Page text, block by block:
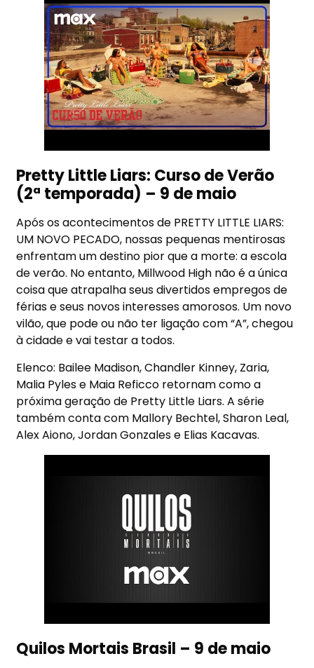
Pretty Little Liars: Curso de Verão
(2ª temporada) – 9 de maio
Após os acontecimentos de PRETTY LITTLE LIARS:
UM NOVO PECADO, nossas pequenas mentirosas
enfrentam um destino pior que a morte: a escola
de verão. No entanto, Millwood High não é a única
coisa que atrapalha seus divertidos empregos de
férias e seus novos interesses amorosos. Um novo
vilão, que pode ou não ter ligação com “A”, chegou
à cidade e vai testar a todos.
Elenco: Bailee Madison, Chandler Kinney, Zaria,
Malia Pyles e Maia Reficco retornam como a
próxima geração de Pretty Little Liars. A série
também conta com Mallory Bechtel, Sharon Leal,
Alex Aiono, Jordan Gonzales e Elias Kacavas.
Quilos Mortais Brasil – 9 de maio